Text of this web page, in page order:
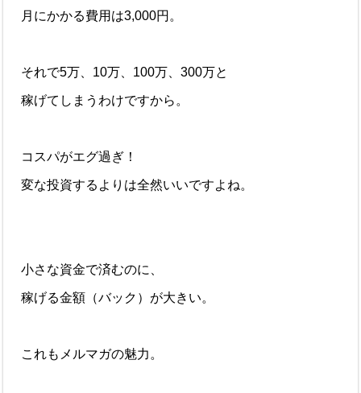
月にかかる費用は3,000円。
それで5万、10万、100万、300万と
稼げてしまうわけですから。
コスパがエグ過ぎ！
変な投資するよりは全然いいですよね。
小さな資金で済むのに、
稼げる金額（バック）が大きい。
これもメルマガの魅力。